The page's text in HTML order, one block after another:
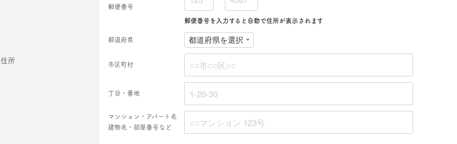
住所
郵便番号
郵便番号を入力すると自動で住所が表示されます
都道府県
市区町村
丁目・番地
マンション・アパート名
建物名・部屋番号など